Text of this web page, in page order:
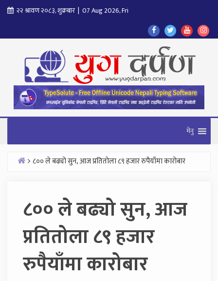
Skip २२ श्रावण २०८३, शुक्रबार | 07 Aug 2026, Fri
Find
Us
On
Facebook
Find
Us
On
Twitter
Find
Us
On
Youtube
Us
मेनु
८०० ले बढ्यो सुन, आज प्रतितोला ८९ हजार रुपैयाँमा कारोबार
८०० ले बढ्यो सुन, आज
प्रतितोला ८९ हजार
रुपैयाँमा कारोबार